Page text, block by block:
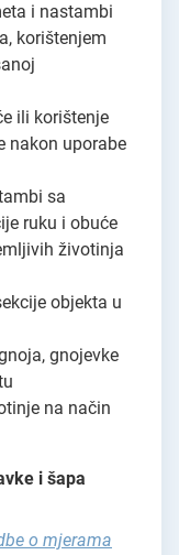
i nastambi
korištenjem
ili korištenje
nakon uporabe
sa
ruku i obuće
životinja
objekta u
gnojevke
na način
i šapa
o mjerama